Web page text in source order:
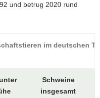
und betrug 2020 rund
im deutschen
Schweine
insgesamt